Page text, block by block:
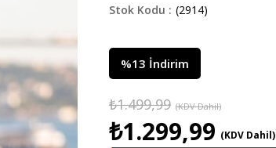
(2914)
%13 İndirim
₺1.499,99 (KDV Dahil)
₺1.299,99 (KDV Dahil)